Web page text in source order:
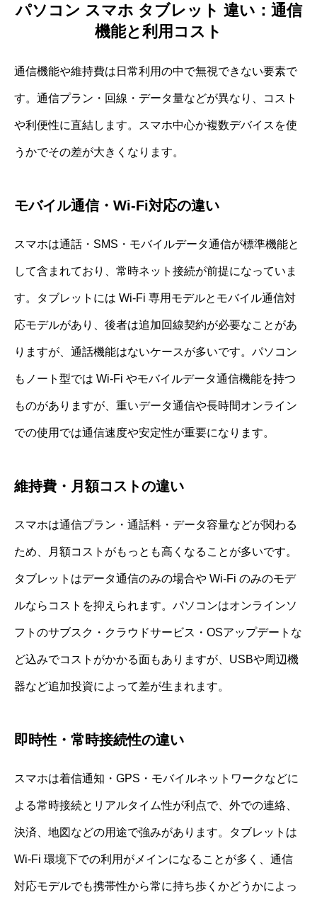
パソコン スマホ タブレット 違い：通信
機能と利用コスト
通信機能や維持費は日常利用の中で無視できない要素で
す。通信プラン・回線・データ量などが異なり、コスト
や利便性に直結します。スマホ中心か複数デバイスを使
うかでその差が大きくなります。
モバイル通信・Wi-Fi対応の違い
スマホは通話・SMS・モバイルデータ通信が標準機能と
して含まれており、常時ネット接続が前提になっていま
す。タブレットには Wi-Fi 専用モデルとモバイル通信対
応モデルがあり、後者は追加回線契約が必要なことがあ
りますが、通話機能はないケースが多いです。パソコン
もノート型では Wi-Fi やモバイルデータ通信機能を持つ
ものがありますが、重いデータ通信や長時間オンライン
での使用では通信速度や安定性が重要になります。
維持費・月額コストの違い
スマホは通信プラン・通話料・データ容量などが関わる
ため、月額コストがもっとも高くなることが多いです。
タブレットはデータ通信のみの場合や Wi-Fi のみのモデ
ルならコストを抑えられます。パソコンはオンラインソ
フトのサブスク・クラウドサービス・OSアップデートな
ど込みでコストがかかる面もありますが、USBや周辺機
器など追加投資によって差が生まれます。
即時性・常時接続性の違い
スマホは着信通知・GPS・モバイルネットワークなどに
よる常時接続とリアルタイム性が利点で、外での連絡、
決済、地図などの用途で強みがあります。タブレットは
Wi-Fi 環境下での利用がメインになることが多く、通信
対応モデルでも携帯性から常に持ち歩くかどうかによっ